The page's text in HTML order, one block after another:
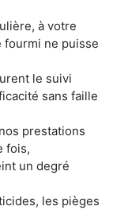
à votre
fourmi ne puisse
le suivi
sans faille
prestations
fois,
un degré
les pièges